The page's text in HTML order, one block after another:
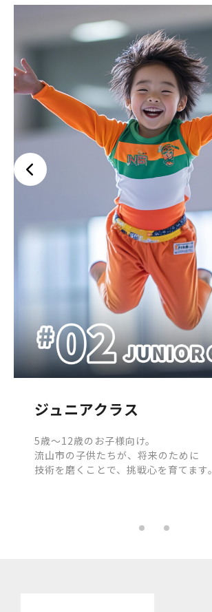
ジュニアクラス
5歳～12歳のお子様向け。
流山市の子供たちが、将来のために
技術を磨くことで、挑戦心を育てます。